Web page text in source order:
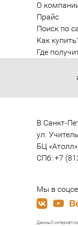
О
Прайс
Поиск по
Как
Где
В Санкт-
ул.
БЦ «Атолл»
СПб: +7
Мы в
Данный интернет-